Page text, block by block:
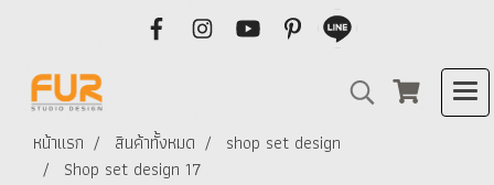
หน้าแรก สินค้าทั้งหมด
shop set design
Shop set design 17